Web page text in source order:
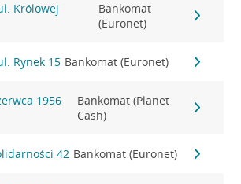
Królowej
Bankomat
(Euronet)
Rynek 15 Bankomat (Euronet)
1956
Bankomat (Planet
Cash)
42 Bankomat (Euronet)